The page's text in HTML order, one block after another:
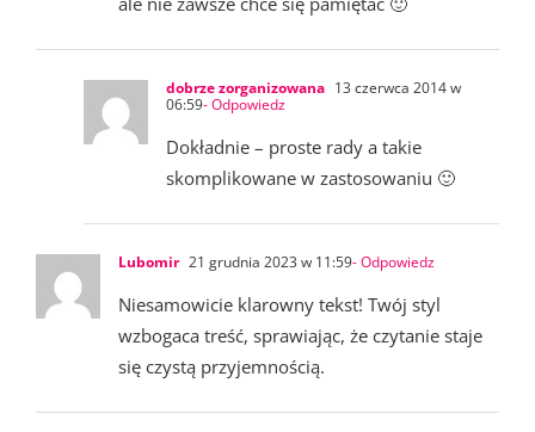
dobrze zorganizowana 13 czerwca 2014 w
06:59- Odpowiedz
Dokładnie – proste rady a takie
skomplikowane w zastosowaniu 🙂
Lubomir 21 grudnia 2023 w 11:59- Odpowiedz
Niesamowicie klarowny tekst! Twój styl
wzbogaca treść, sprawiając, że czytanie staje
się czystą przyjemnością.